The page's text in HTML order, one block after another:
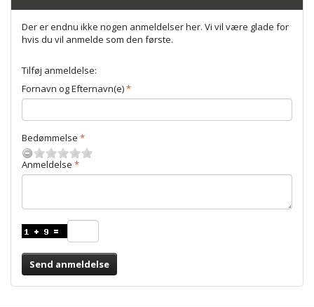
Der er endnu ikke nogen anmeldelser her. Vi vil være glade for
hvis du vil anmelde som den første.
Tilføj anmeldelse:
Fornavn og Efternavn(e)
Bedømmelse
Anmeldelse
Send anmeldelse